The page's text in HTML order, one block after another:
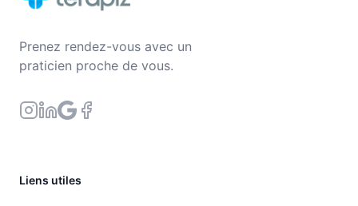
Prenez rendez-vous avec un
praticien proche de vous.
Liens utiles